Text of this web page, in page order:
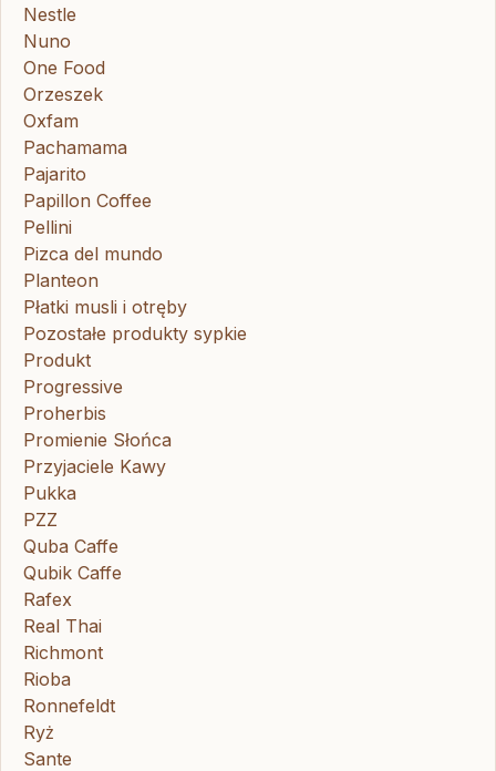
Nestle
Nuno
One Food
Orzeszek
Oxfam
Pachamama
Pajarito
Papillon Coffee
Pellini
Pizca del mundo
Planteon
Płatki musli i otręby
Pozostałe produkty sypkie
Produkt
Progressive
Proherbis
Promienie Słońca
Przyjaciele Kawy
Pukka
PZZ
Quba Caffe
Qubik Caffe
Rafex
Real Thai
Richmont
Rioba
Ronnefeldt
Ryż
Sante